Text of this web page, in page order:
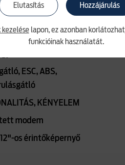
rendszer
rendszer
ESC, ABS,
KÉNYELEM
modem
12"-os érintőképernyő
Elutasítás Hozzájárulás
lapon, ez azonban
funkcióinak használatát.